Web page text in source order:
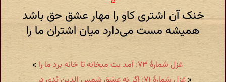
خنک آن اشتری کاو را مهار عشق حق باشد
همیشه مست می‌دارد میان اشتران ما را
غزل شمارهٔ ۷۳: آمد بت میخانه تا خانه برد ما را
»